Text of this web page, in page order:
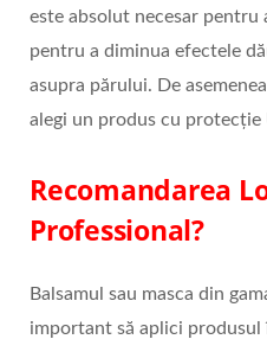
este absolut necesar pentru
pentru a diminua efectele
asupra părului. De
alegi un produs cu protecție
Recomandarea
Professional?
Balsamul sau masca din
important să aplici produsul